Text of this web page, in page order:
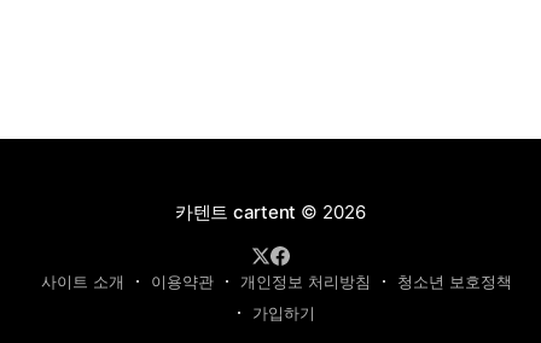
카텐트 cartent © 2026
사이트 소개 이용약관 개인정보 처리방침
청소년 보호정책
가입하기